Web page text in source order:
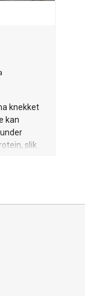
knekket
kan
slik